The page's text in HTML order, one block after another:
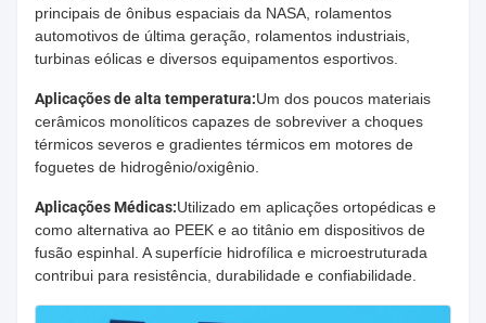
principais de ônibus espaciais da NASA, rolamentos
automotivos de última geração, rolamentos industriais,
turbinas eólicas e diversos equipamentos esportivos.
Aplicações de alta temperatura:Um dos poucos materiais
cerâmicos monolíticos capazes de sobreviver a choques
térmicos severos e gradientes térmicos em motores de
foguetes de hidrogênio/oxigênio.
Aplicações Médicas:Utilizado em aplicações ortopédicas e
como alternativa ao PEEK e ao titânio em dispositivos de
fusão espinhal. A superfície hidrofílica e microestruturada
contribui para resistência, durabilidade e confiabilidade.